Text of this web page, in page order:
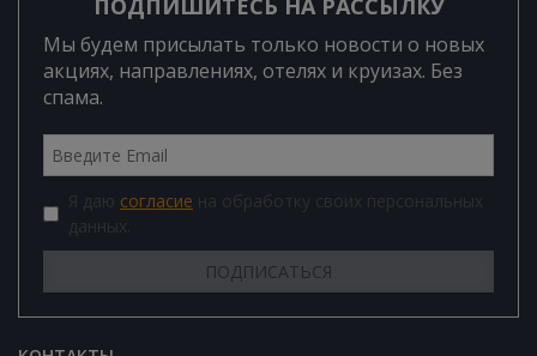
ПОДПИШИТЕСЬ НА РАССЫЛКУ
Мы будем присылать только новости о новых
акциях, направлениях, отелях и круизах. Без
спама.
Я даю согласие на обработку своих персональных
данных.